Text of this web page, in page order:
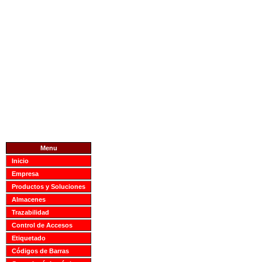
Menu
Inicio
Empresa
Productos y Soluciones
Almacenes
Trazabilidad
Control de Accesos
Etiquetado
Códigos de Barras